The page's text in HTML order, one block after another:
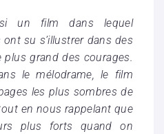
un film dans lequel
ont su s’illustrer dans des
grand des courages.
le mélodrame, le film
les plus sombres de
en nous rappelant que
plus forts quand on